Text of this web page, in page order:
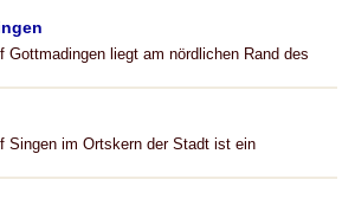
Gottmadingen liegt am nördlichen Rand des
Singen im Ortskern der Stadt ist ein